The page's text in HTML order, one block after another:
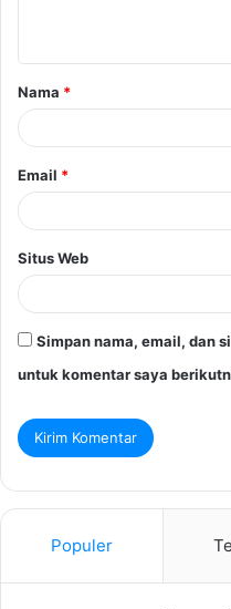
a
r
Nama *
Email *
Situs Web
Simpan nama, email, dan
untuk komentar saya
Populer